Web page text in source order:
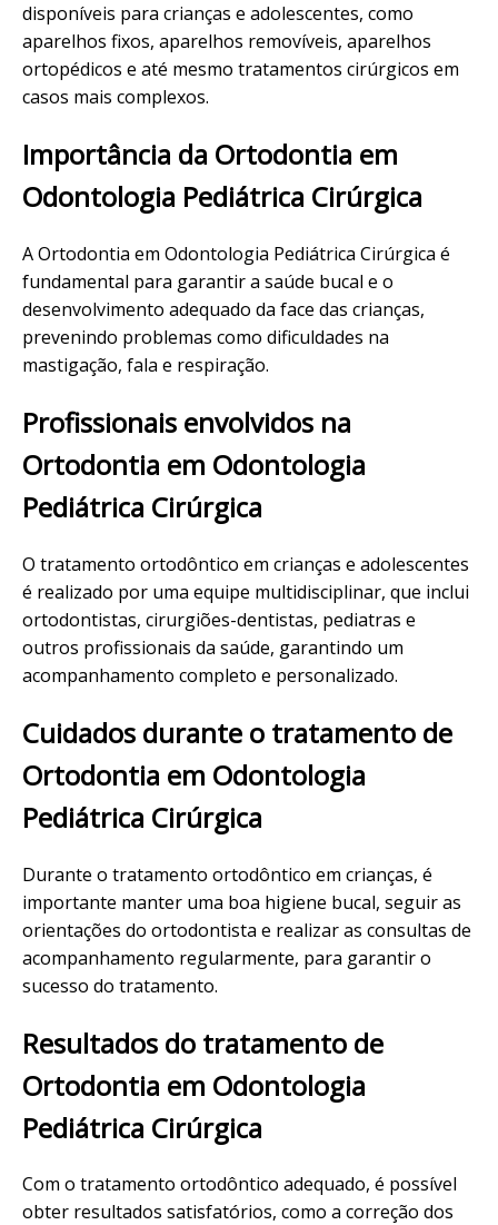
disponíveis para crianças e adolescentes, como
aparelhos fixos, aparelhos removíveis, aparelhos
ortopédicos e até mesmo tratamentos cirúrgicos em
casos mais complexos.
Importância da Ortodontia em
Odontologia Pediátrica Cirúrgica
A Ortodontia em Odontologia Pediátrica Cirúrgica é
fundamental para garantir a saúde bucal e o
desenvolvimento adequado da face das crianças,
prevenindo problemas como dificuldades na
mastigação, fala e respiração.
Profissionais envolvidos na
Ortodontia em Odontologia
Pediátrica Cirúrgica
O tratamento ortodôntico em crianças e adolescentes
é realizado por uma equipe multidisciplinar, que inclui
ortodontistas, cirurgiões-dentistas, pediatras e
outros profissionais da saúde, garantindo um
acompanhamento completo e personalizado.
Cuidados durante o tratamento de
Ortodontia em Odontologia
Pediátrica Cirúrgica
Durante o tratamento ortodôntico em crianças, é
importante manter uma boa higiene bucal, seguir as
orientações do ortodontista e realizar as consultas de
acompanhamento regularmente, para garantir o
sucesso do tratamento.
Resultados do tratamento de
Ortodontia em Odontologia
Pediátrica Cirúrgica
Com o tratamento ortodôntico adequado, é possível
obter resultados satisfatórios, como a correção dos